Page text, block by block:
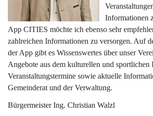
Informationen
App CITIES möchte ich ebenso sehr
zahlreichen Informationen zu versorgen. Auf
der App gibt es Wissenswertes über unser
Angebote aus dem kulturellen und sportlichen
Veranstaltungstermine sowie aktuelle
Gemeinderat und der Verwaltung.
Bürgermeister Ing. Christian Walzl